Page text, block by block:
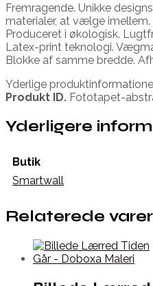
Fremragende. Unikke
materialer, at vælge
Produceret i økologisk.
Latex-print teknologi.
Blokke af samme bredde.
Yderlige
Produkt ID. Fototapet-
Yderligere
Butik
Smartwall
Relaterede varer